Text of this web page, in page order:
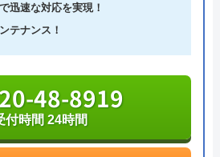
クチコミを見る
施工後などにトラブルが起こっ
フから渡されている名刺の裏に
電話すれば、各エリアの担当が
見積もり無料で、キャンセル料
に必ず修理内容と費用を提示
で修理を行います。
迅速な対応を実現！
テナンス！
48-8919
付時間 24時間